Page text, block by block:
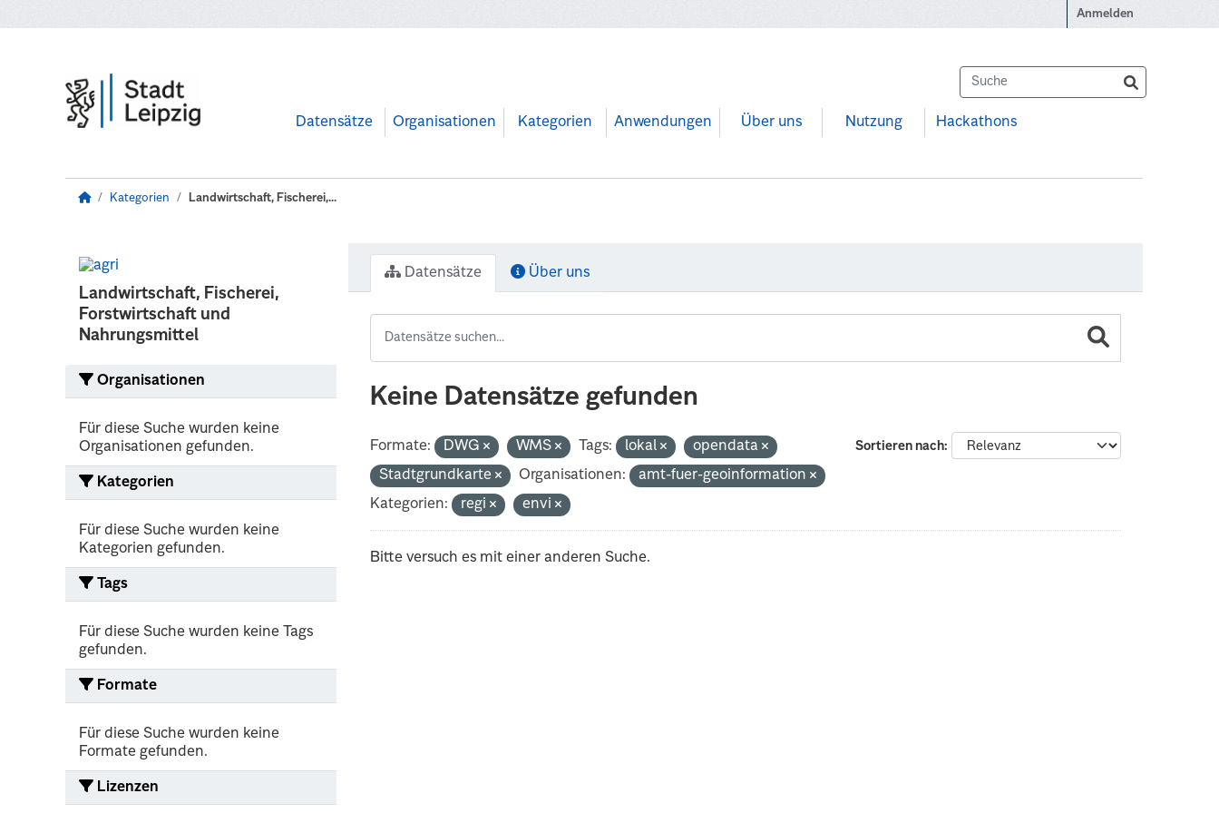
Anmelden
Datensätze Organisationen Kategorien Anwendungen Über uns Nutzung Hackathons
Kategorien Landwirtschaft, Fischerei,...
Landwirtschaft, Fischerei,
Forstwirtschaft und
Nahrungsmittel
Organisationen
Für diese Suche wurden keine
Organisationen gefunden.
Kategorien
Für diese Suche wurden keine
Kategorien gefunden.
Tags
Für diese Suche wurden keine Tags
gefunden.
Formate
Für diese Suche wurden keine
Formate gefunden.
Lizenzen
Datensätze Über uns
Keine Datensätze gefunden
Sortieren nach
Formate: DWG WMS Tags: lokal
opendata
Stadtgrundkarte
Organisationen:
amt-fuer-geoinformation
Kategorien:
regi envi
Bitte versuch es mit einer anderen Suche.